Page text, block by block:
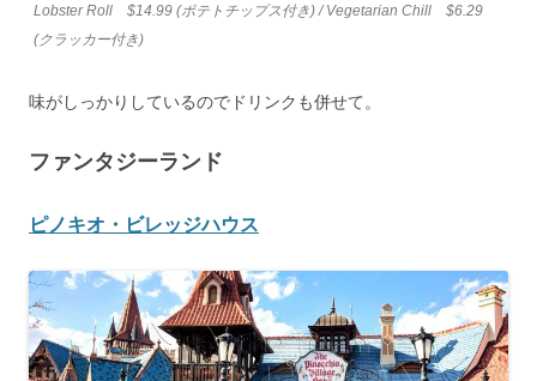
Lobster Roll $14.99 (ポテトチップス付き) / Vegetarian Chill $6.29
(クラッカー付き)
味がしっかりしているのでドリンクも併せて。
ファンタジーランド
ピノキオ・ビレッジハウス